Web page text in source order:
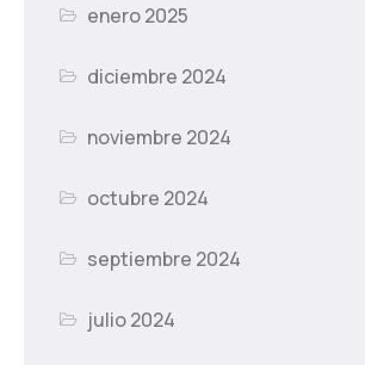
enero 2025
diciembre 2024
noviembre 2024
octubre 2024
septiembre 2024
julio 2024